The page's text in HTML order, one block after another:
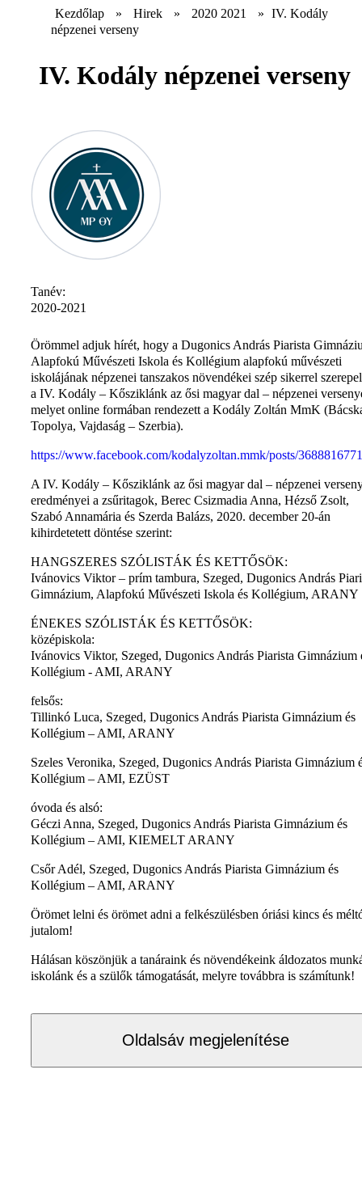
Kezdőlap » Hirek » 2020 2021 » IV. Kodály
népzenei verseny
IV. Kodály népzenei verseny
Tanév:
2020-2021
Örömmel adjuk hírét, hogy a Dugonics András Piarista
Alapfokú Művészeti Iskola és Kollégium alapfokú művészeti
iskolájának népzenei tanszakos növendékei szép sikerrel
a IV. Kodály – Kősziklánk az ősi magyar dal – népzenei
melyet online formában rendezett a Kodály Zoltán MmK
Topolya, Vajdaság – Szerbia).
https://www.facebook.com/kodalyzoltan.mmk/posts/
A IV. Kodály – Kősziklánk az ősi magyar dal – népzenei
eredményei a zsűritagok, Berec Csizmadia Anna, Hézső Zsolt,
Szabó Annamária és Szerda Balázs, 2020. december 20-án
kihirdetetett döntése szerint:
HANGSZERES SZÓLISTÁK ÉS KETTŐSÖK:
Ivánovics Viktor – prím tambura, Szeged, Dugonics András
Gimnázium, Alapfokú Művészeti Iskola és Kollégium, ARANY
ÉNEKES SZÓLISTÁK ÉS KETTŐSÖK:
középiskola:
Ivánovics Viktor, Szeged, Dugonics András Piarista Gimnázium
Kollégium - AMI, ARANY
felsős:
Tillinkó Luca, Szeged, Dugonics András Piarista Gimnázium és
Kollégium – AMI, ARANY
Szeles Veronika, Szeged, Dugonics András Piarista Gimnázium
Kollégium – AMI, EZÜST
óvoda és alsó:
Géczi Anna, Szeged, Dugonics András Piarista Gimnázium és
Kollégium – AMI, KIEMELT ARANY
Csőr Adél, Szeged, Dugonics András Piarista Gimnázium és
Kollégium – AMI, ARANY
Örömet lelni és örömet adni a felkészülésben óriási kincs és
jutalom!
Hálásan köszönjük a tanáraink és növendékeink áldozatos
iskolánk és a szülők támogatását, melyre továbbra is számítunk!
Oldalsáv megjelenítése